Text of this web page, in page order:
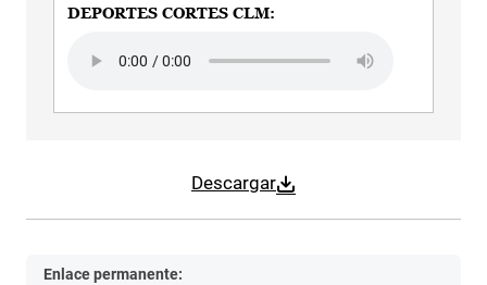
Descargar
DEPORTES CORTES CLM:
Enlace permanente: